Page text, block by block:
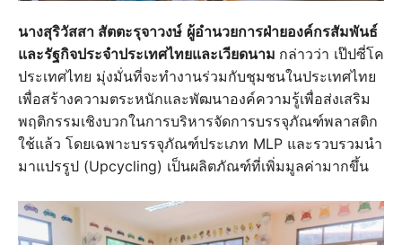
นางสุริวัสสา สัตตะรุจาวงษ์ ผู้อำนวยการฝ่ายองค์กรสัมพันธ์
และรัฐกิจประจำประเทศไทยและเวียดนาม กล่าวว่า เป๊ปซี่โค
ประเทศไทย มุ่งมั่นที่จะทำงานร่วมกับชุมชนในประเทศไทย
เพื่อสร้างความตระหนักและพัฒนาองค์ความรู้เพื่อส่งเสริม
พฤติกรรมเชิงบวกในการบริหารจัดการบรรจุภัณฑ์พลาสติก
ใช้แล้ว โดยเฉพาะบรรจุภัณฑ์ประเภท MLP และรวบรวมนำ
มาแปรรูป (Upcycling) เป็นผลิตภัณฑ์ที่เพิ่มมูลค่ามากขึ้น